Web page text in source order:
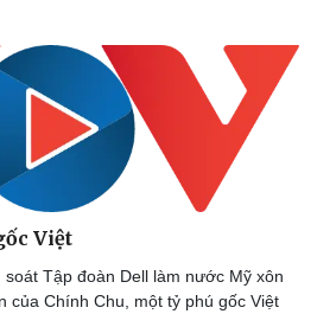
Việt
Tập đoàn Dell làm nước Mỹ xôn
của Chính Chu, một tỷ phú gốc Việt